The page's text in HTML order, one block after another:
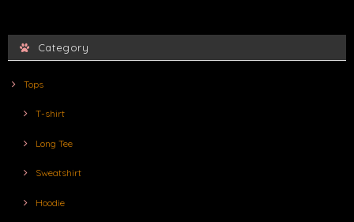
Category
Tops
T-shirt
Long Tee
Sweatshirt
Hoodie